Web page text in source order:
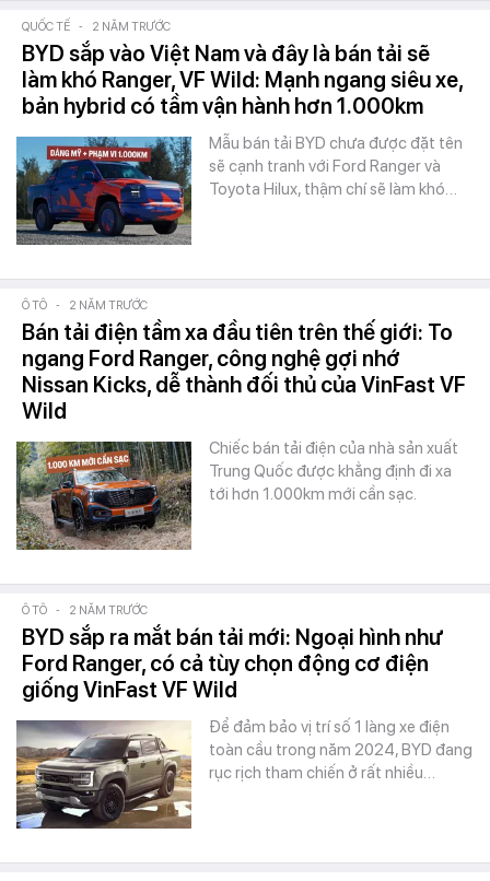
QUỐC TẾ - 2 NĂM TRƯỚC
BYD sắp vào Việt Nam và đây là bán tải sẽ
làm khó Ranger, VF Wild: Mạnh ngang siêu xe,
bản hybrid có tầm vận hành hơn 1.000km
Mẫu bán tải BYD chưa được đặt tên
sẽ cạnh tranh với Ford Ranger và
Toyota Hilux, thậm chí sẽ làm khó…
Ô TÔ - 2 NĂM TRƯỚC
Bán tải điện tầm xa đầu tiên trên thế giới: To
ngang Ford Ranger, công nghệ gợi nhớ
Nissan Kicks, dễ thành đối thủ của VinFast VF
Wild
Chiếc bán tải điện của nhà sản xuất
Trung Quốc được khẳng định đi xa
tới hơn 1.000km mới cần sạc.
Ô TÔ - 2 NĂM TRƯỚC
BYD sắp ra mắt bán tải mới: Ngoại hình như
Ford Ranger, có cả tùy chọn động cơ điện
giống VinFast VF Wild
Để đảm bảo vị trí số 1 làng xe điện
toàn cầu trong năm 2024, BYD đang
rục rịch tham chiến ở rất nhiều…